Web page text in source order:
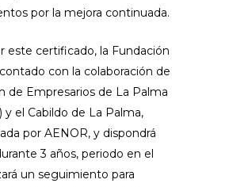
por la mejora continuada.
este certificado, la Fundación
con la colaboración de
de Empresarios de La Palma
y el Cabildo de La Palma,
por AENOR, y dispondrá
3 años, periodo en el
un seguimiento para